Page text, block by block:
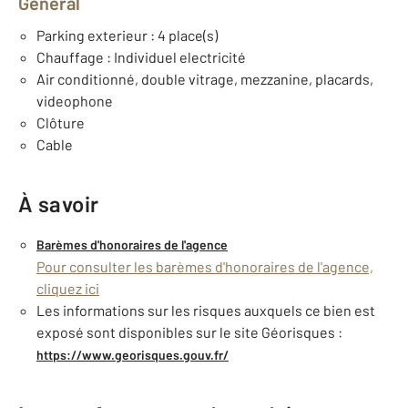
Parking exterieur : 4 place(s)
Chauffage : Individuel electricité
Air conditionné, double vitrage, mezzanine, placards,
videophone
Clôture
Cable
À savoir
Barèmes d'honoraires de l'agence
Pour consulter les barèmes d'honoraires de l'agence,
cliquez ici
Les informations sur les risques auxquels ce bien est
exposé sont disponibles sur le site Géorisques :
https://www.georisques.gouv.fr/